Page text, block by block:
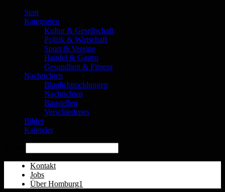
Start
Kategorien
Kultur & Gesellschaft
Politik & Wirtschaft
Sport & Vereine
Handel & Gastro
Gesundheit & Fitness
Nachrichten
Blaulichtmeldungen
Nachrichten
Baustellen
Verschiedenes
Bilder
Kalender
Kontakt
Jobs
Über Homburg1